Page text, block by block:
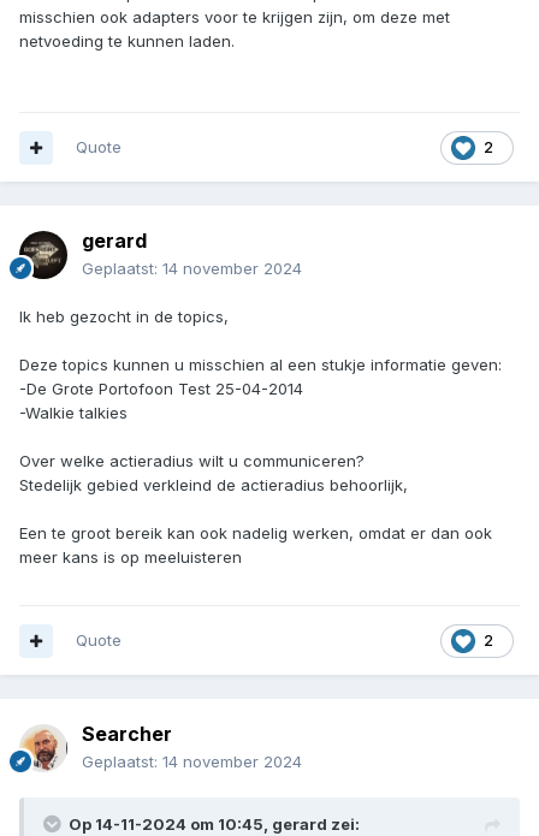
misschien ook adapters voor te krijgen zijn, om deze met
netvoeding te kunnen laden.
2
Quote
gerard
Geplaatst: 14 november 2024
Ik heb gezocht in de topics,
Deze topics kunnen u misschien al een stukje informatie geven:
-De Grote Portofoon Test 25-04-2014
-Walkie talkies
Over welke actieradius wilt u communiceren?
Stedelijk gebied verkleind de actieradius behoorlijk,
Een te groot bereik kan ook nadelig werken, omdat er dan ook
meer kans is op meeluisteren
2
Quote
Searcher
Geplaatst: 14 november 2024
Op 14-11-2024 om 10:45, gerard zei: